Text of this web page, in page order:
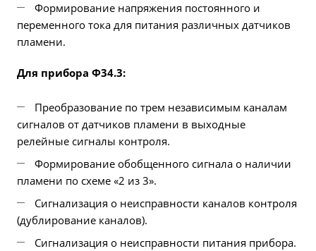
Формирование напряжения постоянного и
переменного тока для питания различных датчиков
пламени.
Для прибора Ф34.3:
Преобразование по трем независимым каналам
сигналов от датчиков пламени в выходные
релейные сигналы контроля.
Формирование обобщенного сигнала о наличии
пламени по схеме «2 из 3».
Сигнализация о неисправности каналов контроля
(дублирование каналов).
Сигнализация о неисправности питания прибора.